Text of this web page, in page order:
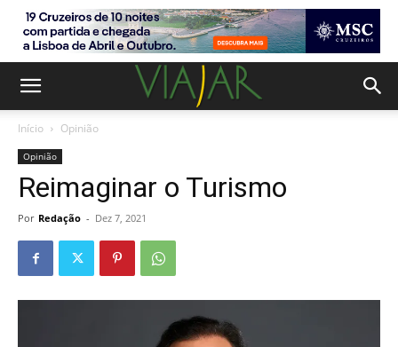
Início Opinião
Opinião
Reimaginar o Turismo
Por Redação - Dez 7, 2021